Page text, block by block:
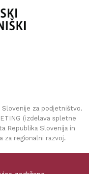
Slovenije za podjetništvo.
(izdelava spletne
Republika Slovenija in
za regionalni razvoj.